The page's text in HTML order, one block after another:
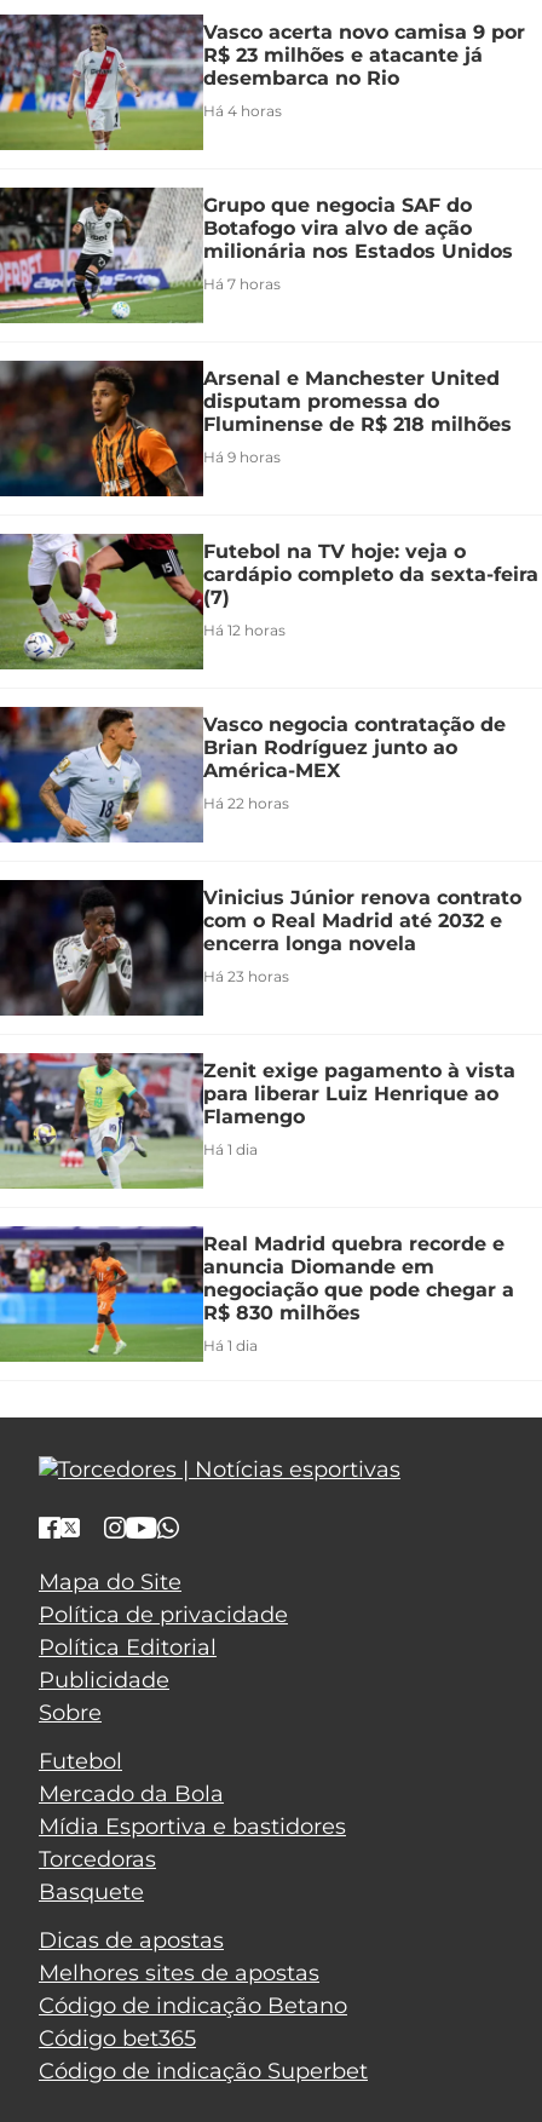
Vasco acerta novo camisa 9 por
R$ 23 milhões e atacante já
desembarca no Rio
Há 4 horas
Grupo que negocia SAF do
Botafogo vira alvo de ação
milionária nos Estados Unidos
Há 7 horas
Arsenal e Manchester United
disputam promessa do
Fluminense de R$ 218 milhões
Há 9 horas
Futebol na TV hoje: veja o
cardápio completo da sexta-feira
(7)
Há 12 horas
Vasco negocia contratação de
Brian Rodríguez junto ao
América-MEX
Há 22 horas
Vinicius Júnior renova contrato
com o Real Madrid até 2032 e
encerra longa novela
Há 23 horas
Zenit exige pagamento à vista
para liberar Luiz Henrique ao
Flamengo
Há 1 dia
Real Madrid quebra recorde e
anuncia Diomande em
negociação que pode chegar a
R$ 830 milhões
Há 1 dia
Mapa do Site
Política de privacidade
Política Editorial
Publicidade
Sobre
Futebol
Mercado da Bola
Mídia Esportiva e bastidores
Torcedoras
Basquete
Dicas de apostas
Melhores sites de apostas
Código de indicação Betano
Código bet365
Código de indicação Superbet